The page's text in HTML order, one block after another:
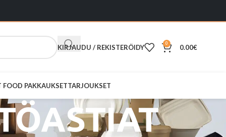
KIRJAUDU / REKISTERÖIDY 0 0.00€
FOOD PAKKAUKSETTARJOUKSET